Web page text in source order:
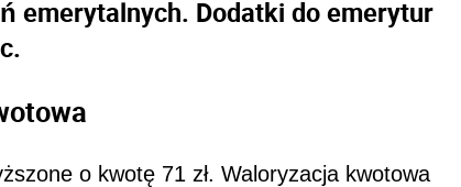
emerytalnych. Dodatki do emerytur
o kwotę 71 zł. Waloryzacja kwotowa